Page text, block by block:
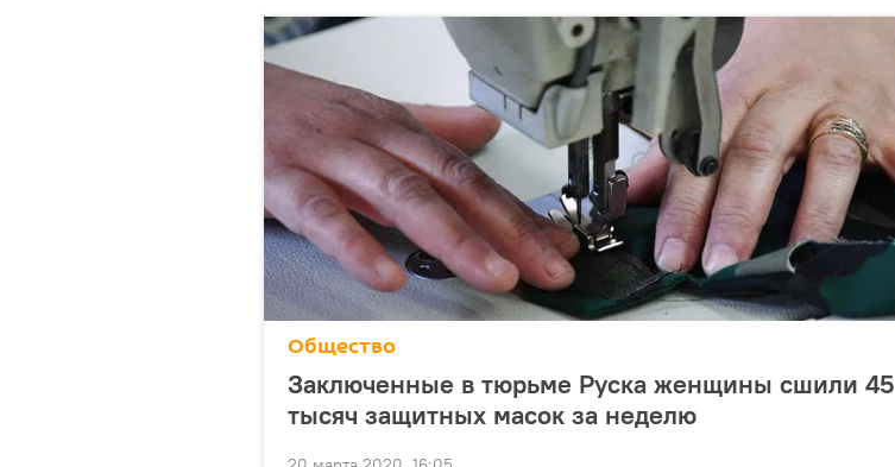
Общество
Заключенные в тюрьме Руска женщины сшили 45
тысяч защитных масок за неделю